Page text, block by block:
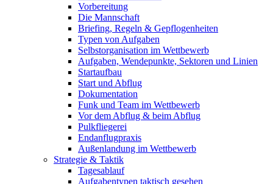
Vorbereitung
Die Mannschaft
Briefing, Regeln & Gepflogenheiten
Typen von Aufgaben
Selbstorganisation im Wettbewerb
Aufgaben, Wendepunkte, Sektoren und Linien
Startaufbau
Start und Abflug
Dokumentation
Funk und Team im Wettbewerb
Vor dem Abflug & beim Abflug
Pulkfliegerei
Endanflugpraxis
Außenlandung im Wettbewerb
Strategie & Taktik
Tagesablauf
Aufgabentypen taktisch gesehen